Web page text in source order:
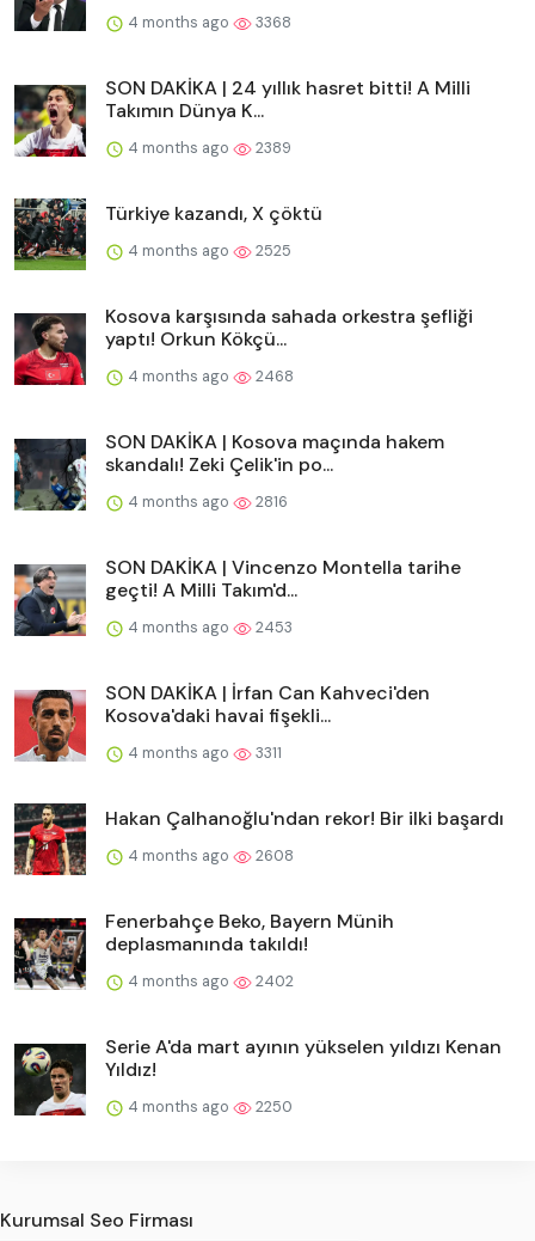
4 months ago 3368
SON DAKİKA | 24 yıllık hasret bitti! A Milli
Takımın Dünya K...
4 months ago 2389
Türkiye kazandı, X çöktü
4 months ago 2525
Kosova karşısında sahada orkestra şefliği
yaptı! Orkun Kökçü...
4 months ago 2468
SON DAKİKA | Kosova maçında hakem
skandalı! Zeki Çelik'in po...
4 months ago 2816
SON DAKİKA | Vincenzo Montella tarihe
geçti! A Milli Takım'd...
4 months ago 2453
SON DAKİKA | İrfan Can Kahveci'den
Kosova'daki havai fişekli...
4 months ago 3311
Hakan Çalhanoğlu'ndan rekor! Bir ilki başardı
4 months ago 2608
Fenerbahçe Beko, Bayern Münih
deplasmanında takıldı!
4 months ago 2402
Serie A'da mart ayının yükselen yıldızı Kenan
Yıldız!
4 months ago 2250
Kurumsal Seo Firması